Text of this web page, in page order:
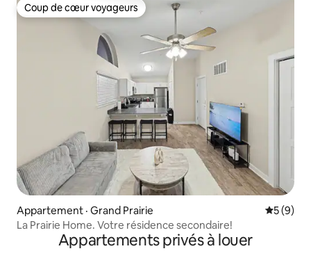
Coup de cœur voyageurs
Coup de cœur voyageurs
Appartement · Grand Prairie Note
5 (9)
La Prairie Home. Votre résidence secondaire!
Appartements privés à louer